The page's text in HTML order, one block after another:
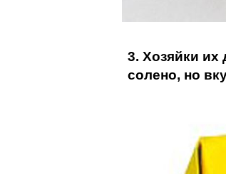
3. Хозяйки их
солено, но